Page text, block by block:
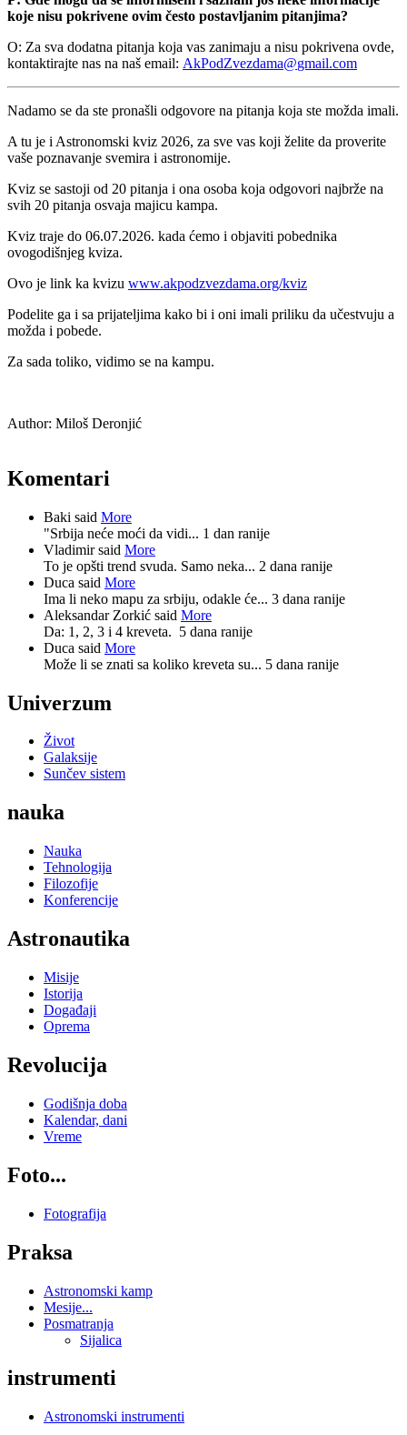
koje nisu pokrivene ovim često postavljanim pitanjima?
O: Za sva dodatna pitanja koja vas zanimaju a nisu pokrivena ovde,
kontaktirajte nas na naš email: AkPodZvezdama​@​gmail.com
Nadamo se da ste pronašli odgovore na pitanja koja ste možda imali.
A tu je i Astronomski kviz 2026, za sve vas koji želite da proverite
vaše poznavanje svemira i astronomije.
Kviz se sastoji od 20 pitanja i ona osoba koja odgovori najbrže na
svih 20 pitanja osvaja majicu kampa.
Kviz traje do 06.07.2026. kada ćemo i objaviti pobednika
ovogodišnjeg kviza.
Ovo je link ka kvizu www.akpodzvezdama.org/kviz
Podelite ga i sa prijateljima kako bi i oni imali priliku da učestvuju a
možda i pobede.
Za sada toliko, vidimo se na kampu.
Author: Miloš Deronjić
Komentari
Baki said More
"Srbija neće moći da vidi... 1 dan ranije
Vladimir said More
To je opšti trend svuda. Samo neka... 2 dana ranije
Duca said More
Ima li neko mapu za srbiju, odakle će... 3 dana ranije
Aleksandar Zorkić said More
Da: 1, 2, 3 i 4 kreveta. 5 dana ranije
Duca said More
Može li se znati sa koliko kreveta su... 5 dana ranije
Univerzum
Život
Galaksije
Sunčev sistem
nauka
Nauka
Tehnologija
Filozofije
Konferencije
Astronautika
Misije
Istorija
Događaji
Oprema
Revolucija
Godišnja doba
Kalendar, dani
Vreme
Foto...
Fotografija
Praksa
Astronomski kamp
Mesije...
Posmatranja
Sijalica
instrumenti
Astronomski instrumenti